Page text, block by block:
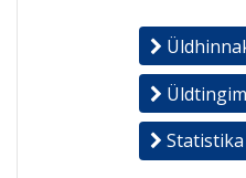
Statistika